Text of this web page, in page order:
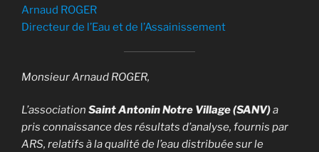
Arnaud ROGER
Directeur de l’Eau et de l’Assainissement
Monsieur Arnaud ROGER,
L’association Saint Antonin Notre Village (SANV)a
pris connaissance des résultats d’analyse, fournis par
ARS, relatifs à la qualité de l’eau distribuée sur le